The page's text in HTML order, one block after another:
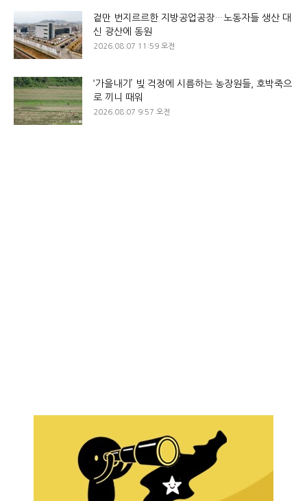
겉만 번지르르한 지방공업공장…노동자들 생산 대
신 광산에 동원
2026.08.07 11:59 오전
‘가을내기’ 빚 걱정에 시름하는 농장원들, 호박죽으
로 끼니 때워
2026.08.07 9:57 오전